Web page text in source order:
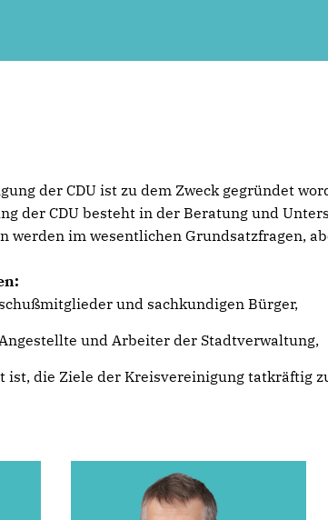
der CDU ist zu dem Zweck gegründet
der CDU besteht in der Beratung und
werden im wesentlichen Grundsatzfragen,
und sachkundigen Bürger,
und Arbeiter der Stadtverwaltung,
ist, die Ziele der Kreisvereinigung tatkräftig